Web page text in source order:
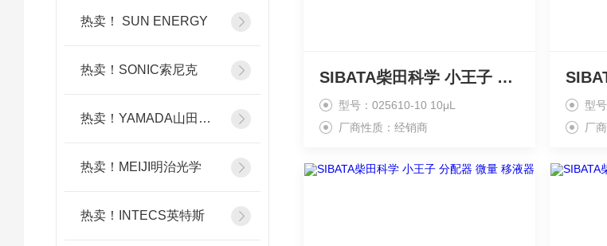
热卖！ SUN ENERGY
热卖！SONIC索尼克
热卖！YAMADA山田光学
热卖！MEIJI明治光学
热卖！INTECS英特斯
SIBATA柴田科学 小王子 微量 移液器 分配器
型号：025610-10 10μL
厂商性质：经销商
型
厂